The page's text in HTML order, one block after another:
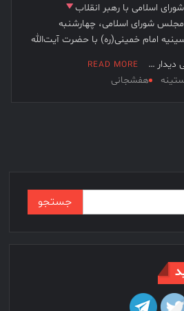
اسلامی با رهبر انقلاب
مجلس شورای اسلامی، چهارشنبه
در حسینیه امام خمینی(ره) با حضرت آیت‌الله
دیدار …
READ MORE
هفشجانی
برای: